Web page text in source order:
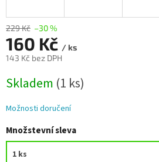
229 Kč –30 %
160 Kč / ks
143 Kč bez DPH
cena:
Skladem (1 ks)
Možnosti doručení
Množstevní sleva
1 ks